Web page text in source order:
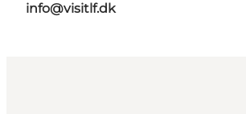
info@visitlf.dk